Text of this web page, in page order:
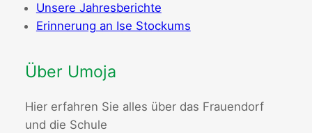
Unsere Jahresberichte
Erinnerung an Ise Stockums
Über Umoja
Hier erfahren Sie alles über das Frauendorf
und die Schule